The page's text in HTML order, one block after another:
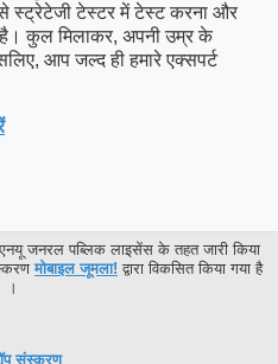
स्ट्रेटेजी टेस्टर में टेस्ट करना और
कुल मिलाकर, अपनी उम्र के
आप जल्द ही हमारे एक्सपर्ट
जनरल पब्लिक लाइसेंस के तहत जारी किया
मोबाइल जूमला! द्वारा विकसित किया गया है
।
संस्करण